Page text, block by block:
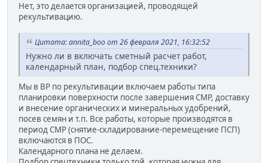
Нет, это делается организацией, проводящей
рекультивацию.
Цитата: annita_boo от 26 февраля 2021, 16:32:52
Нужно ли в включать сметный расчет работ,
календарный план, подбор спец.техники?
Мы в ВР по рекультивации включаем работы типа
планировки поверхности после завершения СМР, доставку
и внесение органических и минеральных удобрений,
посев семян и т.п. Все работы, которые производятся в
период СМР (снятие-складирование-перемещение ПСП)
включаются в ПОС.
Календарного плана не делаем.